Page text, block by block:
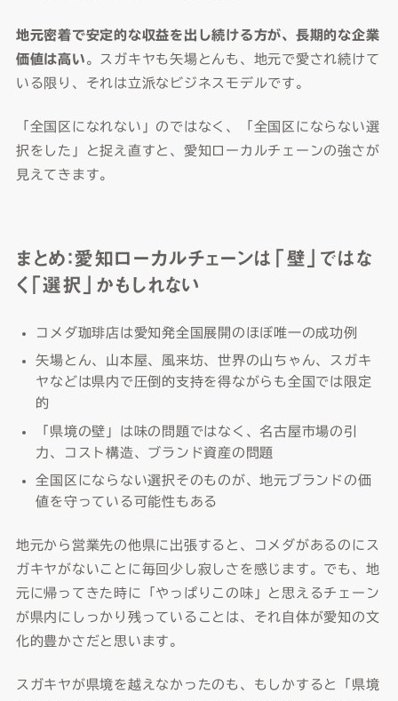
地元密着で安定的な収益を出し続ける方が、長期的な企業
価値は高い 。スガキヤも矢場とんも、地元で愛され続けて
いる限り、それは立派なビジネスモデルです。
「全国区になれない」のではなく、「全国区にならない選
択をした」と捉え直すと、愛知ローカルチェーンの強さが
見えてきます。
まとめ：愛知ローカルチェーンは「壁」ではな
く「選択」かもしれない
コメダ珈琲店は愛知発全国展開のほぼ唯一の成功例
矢場とん、山本屋、風来坊、世界の山ちゃん、スガキ
ヤなどは県内で圧倒的支持を得ながらも全国では限定
的
「県境の壁」は味の問題ではなく、名古屋市場の引
力、コスト構造、ブランド資産の問題
全国区にならない選択そのものが、地元ブランドの価
値を守っている可能性もある
地元から営業先の他県に出張すると、コメダがあるのにス
ガキヤがないことに毎回少し寂しさを感じます。でも、地
元に帰ってきた時に「やっぱりこの味」と思えるチェーン
が県内にしっかり残っていることは、それ自体が愛知の文
化的豊かさだと思います。
スガキヤが県境を越えなかったのも、もしかすると「県境